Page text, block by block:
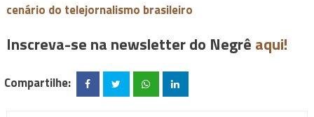
cenário do telejornalismo brasileiro
Inscreva-se na newsletter do Negrê aqui!
Compartilhe: